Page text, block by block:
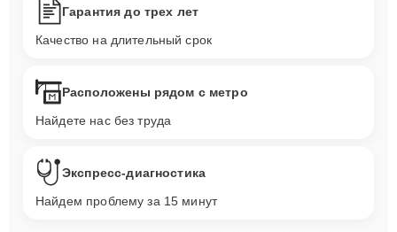
Гарантия до трех лет
Качество на длительный срок
Расположены рядом с метро
Найдете нас без труда
Экспресс-диагностика
Найдем проблему за 15 минут